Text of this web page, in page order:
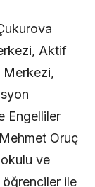
Aktif
Merkezi,
Engelliler
Oruç
ve
öğrenciler ile